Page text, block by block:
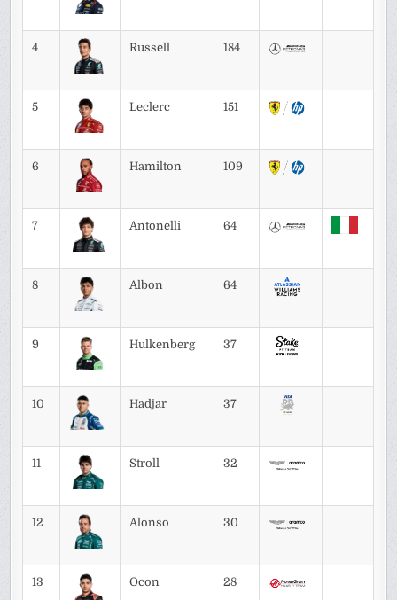
4 Russell 184
5 Leclerc 151
6 Hamilton 109
7 Antonelli 64
8 Albon 64
9 Hulkenberg 37
10 Hadjar 37
11 Stroll 32
12 Alonso 30
13 Ocon 28